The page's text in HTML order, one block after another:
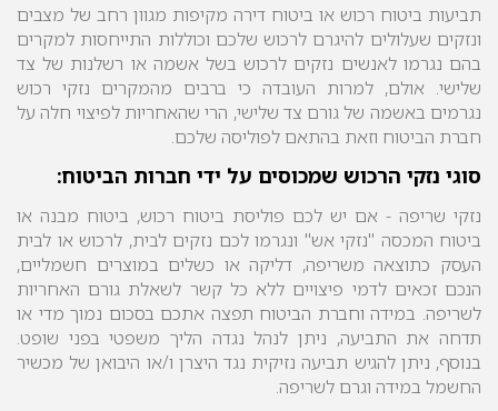
תביעות ביטוח רכוש או ביטוח דירה מקיפות מגוון רחב של מצבים
ונזקים שעלולים להיגרם לרכוש שלכם וכוללות התייחסות למקרים
בהם נגרמו לאנשים נזקים לרכוש בשל אשמה או רשלנות של צד
שלישי. אולם, למרות העובדה כי ברבים מהמקרים נזקי רכוש
נגרמים באשמה של גורם צד שלישי, הרי שהאחריות לפיצוי חלה על
חברת הביטוח וזאת בהתאם לפוליסה שלכם.
סוגי נזקי הרכוש שמכוסים על ידי חברות הביטוח:
נזקי שריפה - אם יש לכם פוליסת ביטוח רכוש, ביטוח מבנה או
ביטוח המכסה "נזקי אש" ונגרמו לכם נזקים לבית, לרכוש או לבית
העסק כתוצאה משריפה, דליקה או כשלים במוצרים חשמליים,
הנכם זכאים לדמי פיצויים ללא כל קשר לשאלת גורם האחריות
לשריפה. במידה וחברת הביטוח תפצה אתכם בסכום נמוך מדי או
תדחה את התביעה, ניתן לנהל נגדה הליך משפטי בפני שופט.
בנוסף, ניתן להגיש תביעה נזיקית נגד היצרן ו/או היבואן של מכשיר
החשמל במידה וגרם לשריפה.